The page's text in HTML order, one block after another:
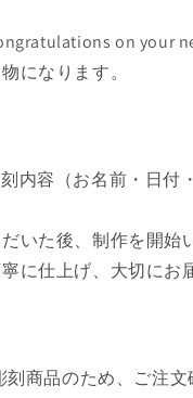
か
販
き
ん
on your
になります。
内容（お名前・日付
いた後、制作を開始
に仕上げ、大切にお
商品のため、ご注